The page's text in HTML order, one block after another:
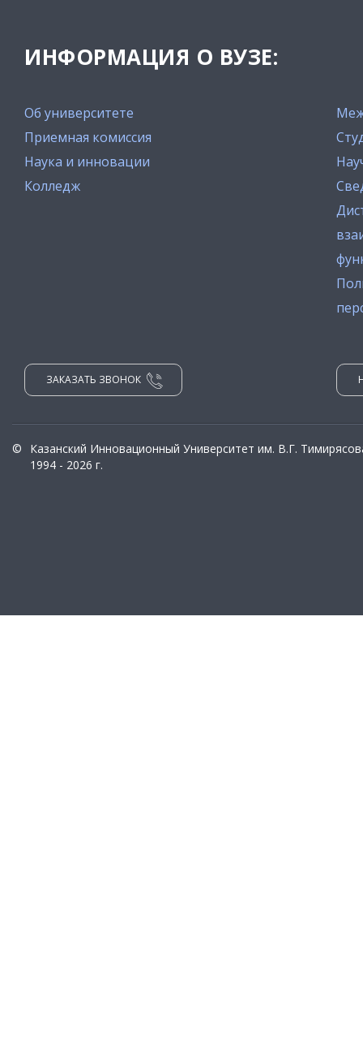
ИНФОРМАЦИЯ О ВУЗЕ:
Об университете
Приемная комиссия
Наука и инновации
Колледж
ЗАКАЗАТЬ ЗВОНОК
©
Казанский Инновационный Университет им. В.Г.
1994 - 2026 г.